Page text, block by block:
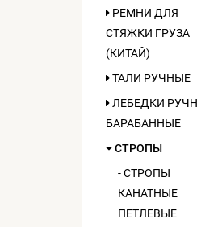
РЕМНИ ДЛЯ
СТЯЖКИ ГРУЗА
(КИТАЙ)
ТАЛИ РУЧНЫЕ
ЛЕБЕДКИ
БАРАБАННЫЕ
СТРОПЫ
- СТРОПЫ
КАНАТНЫЕ
ПЕТЛЕВЫЕ